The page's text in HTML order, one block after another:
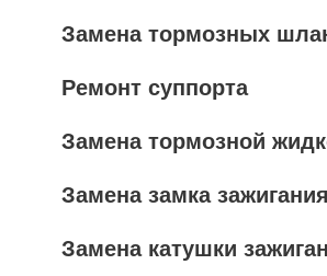
Замена тормозных
Ремонт суппорта
Замена тормозной
Замена замка зажигания
Замена катушки